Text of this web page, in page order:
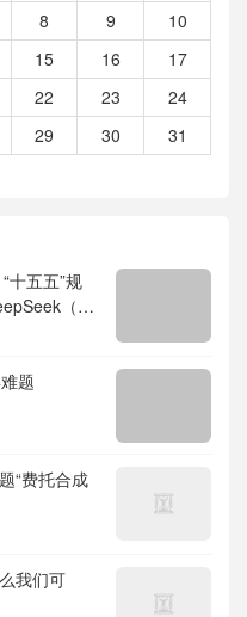
8 9
10
15 16
17
22 23
24
29 30
31
十五五”规
（深
经济、育
题
“费托合成
我们可